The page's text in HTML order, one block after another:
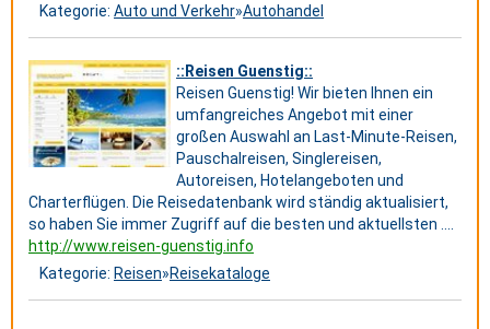
Kategorie: Auto und Verkehr»Autohandel
::Reisen Guenstig::
Reisen Guenstig! Wir bieten Ihnen ein
umfangreiches Angebot mit einer
großen Auswahl an Last-Minute-Reisen,
Pauschalreisen, Singlereisen,
Autoreisen, Hotelangeboten und
Charterflügen. Die Reisedatenbank wird ständig aktualisiert,
so haben Sie immer Zugriff auf die besten und aktuellsten ....
http://www.reisen-guenstig.info
Kategorie: Reisen»Reisekataloge